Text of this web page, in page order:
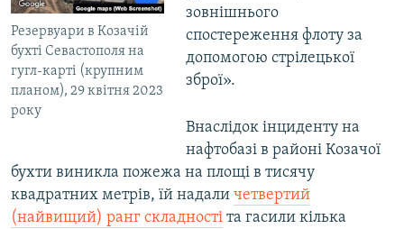
Резервуари в Козачій
бухті Севастополя на
гугл-карті (крупним
планом), 29 квітня 2023
року
зовнішнього
спостереження флоту за
допомогою стрілецької
зброї».
Внаслідок інциденту на
нафтобазі в районі Козачої
бухти виникла пожежа на площі в тисячу
квадратних метрів, їй надали четвертий
(найвищий) ранг складності та гасили кілька